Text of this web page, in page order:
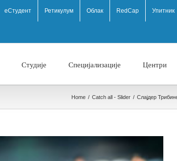
еСтудент Ретикулум Облак RedCap Упитник
Студије Специјализације Центри
Home / Catch all - Slider / Слајдер